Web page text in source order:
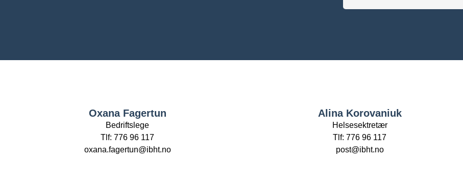
Oxana Fagertun
Bedriftslege
Tlf: 776 96 117
oxana.fagertun@ibht.no
Alina Korovaniuk
Helsesektretær
Tlf: 776 96 117
post@ibht.no